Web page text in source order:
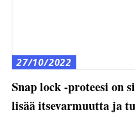
27/10/2022
Snap lock -proteesi on
lisää itsevarmuutta ja